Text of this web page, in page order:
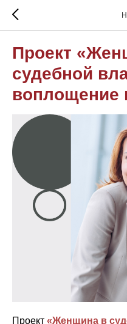
Проект
судебной
воплощение
Проект «Женщина в